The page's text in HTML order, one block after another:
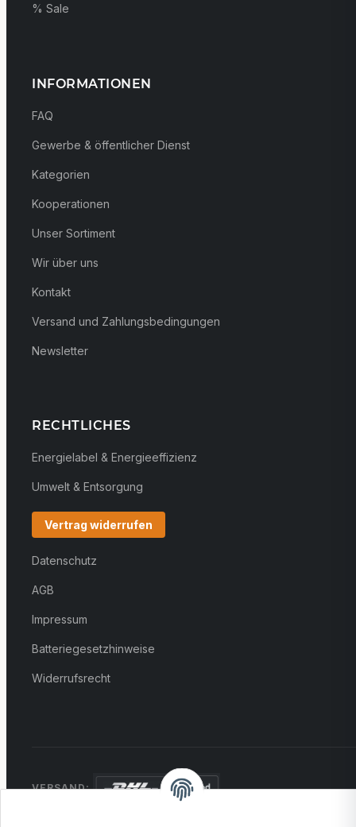
% Sale
INFORMATIONEN
FAQ
Gewerbe & öffentlicher Dienst
Kategorien
Kooperationen
Unser Sortiment
Wir über uns
Kontakt
Versand und Zahlungsbedingungen
Newsletter
RECHTLICHES
Energielabel & Energieeffizienz
Umwelt & Entsorgung
Vertrag widerrufen
Datenschutz
AGB
Impressum
Batteriegesetzhinweise
Widerrufsrecht
VERSAND: